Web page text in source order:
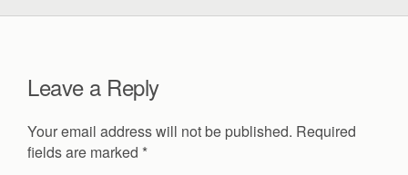
Leave a Reply
Your email address will not be published. Required
fields are marked *